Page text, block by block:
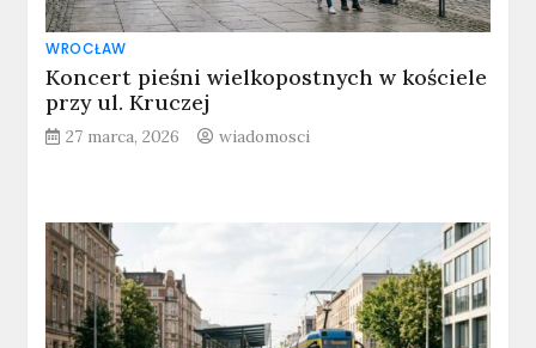
WROCŁAW
Koncert pieśni wielkopostnych w kościele
przy ul. Kruczej
27 marca, 2026 wiadomosci